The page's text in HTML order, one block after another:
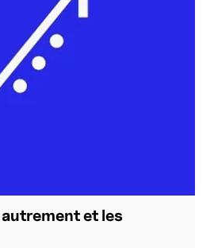
et les